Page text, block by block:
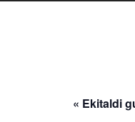
« Ekitaldi